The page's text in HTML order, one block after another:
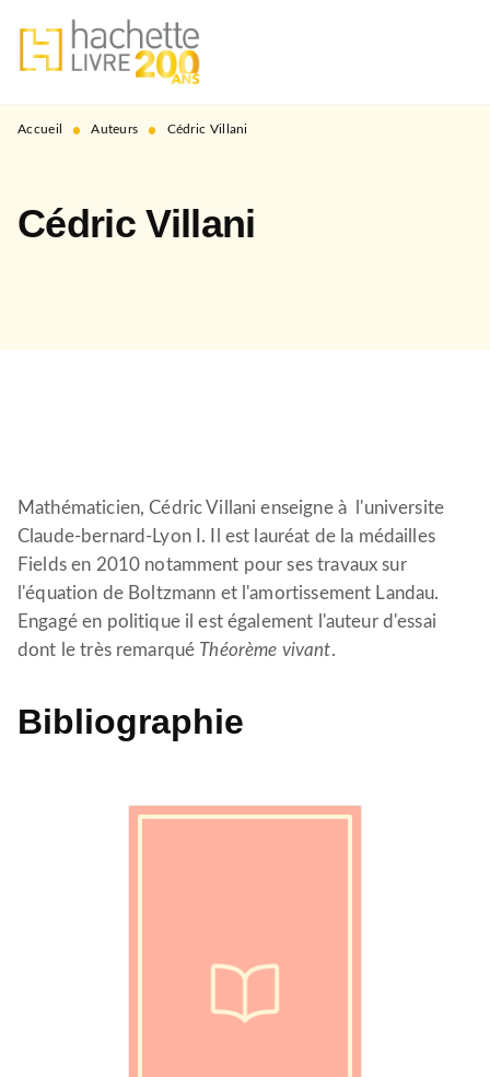
MENU RECHERCHE
PIED DE PAGE
Accueil • Auteurs • Cédric Villani
Cédric Villani
Mathématicien, Cédric Villani enseigne à l'universite
Claude-bernard-Lyon I. Il est lauréat de la médailles
Fields en 2010 notamment pour ses travaux sur
l'équation de Boltzmann et l'amortissement Landau.
Engagé en politique il est également l'auteur d'essai
dont le très remarqué Théorème vivant.
Bibliographie